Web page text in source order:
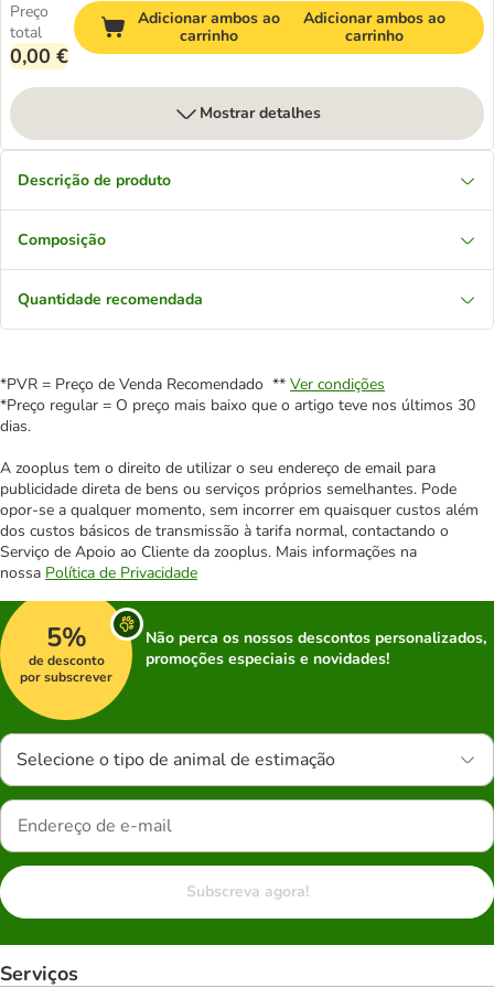
Preço
total
0,00 €
Adicionar ambos ao
carrinho
Adicionar ambos ao
carrinho
Mostrar detalhes
Descrição de produto
Composição
Quantidade recomendada
*PVR = Preço de Venda Recomendado ** Ver condições
*Preço regular = O preço mais baixo que o artigo teve nos últimos 30
dias.
A zooplus tem o direito de utilizar o seu endereço de email para
publicidade direta de bens ou serviços próprios semelhantes. Pode
opor-se a qualquer momento, sem incorrer em quaisquer custos além
dos custos básicos de transmissão à tarifa normal, contactando o
Serviço de Apoio ao Cliente da zooplus. Mais informações na
nossa Política de Privacidade
5%
de desconto
por subscrever
Não perca os nossos descontos personalizados,
promoções especiais e novidades!
Selecione o tipo de animal de estimação
Subscreva agora!
Serviços